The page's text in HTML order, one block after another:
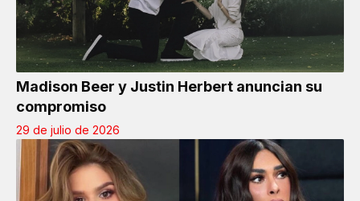
Madison Beer y Justin Herbert anuncian su
compromiso
29 de julio de 2026